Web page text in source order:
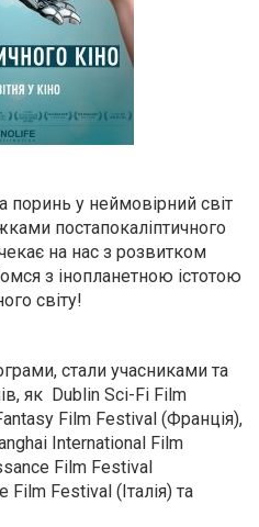
поринь у неймовірний світ
постапокаліптичного
на нас з розвитком
з інопланетною істотою
світу!
стали учасниками та
як Dublin Sci-Fi Film
Film Festival (Франція),
International Film
Film Festival
Festival (Італія) та